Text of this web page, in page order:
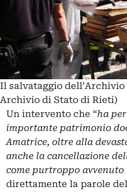
Il salvataggio
Archivio di Stato di Rieti)
Un intervento che “ha
importante patrimonio
Amatrice, oltre alla
anche la cancellazione
come purtroppo avvenuto
direttamente la parole